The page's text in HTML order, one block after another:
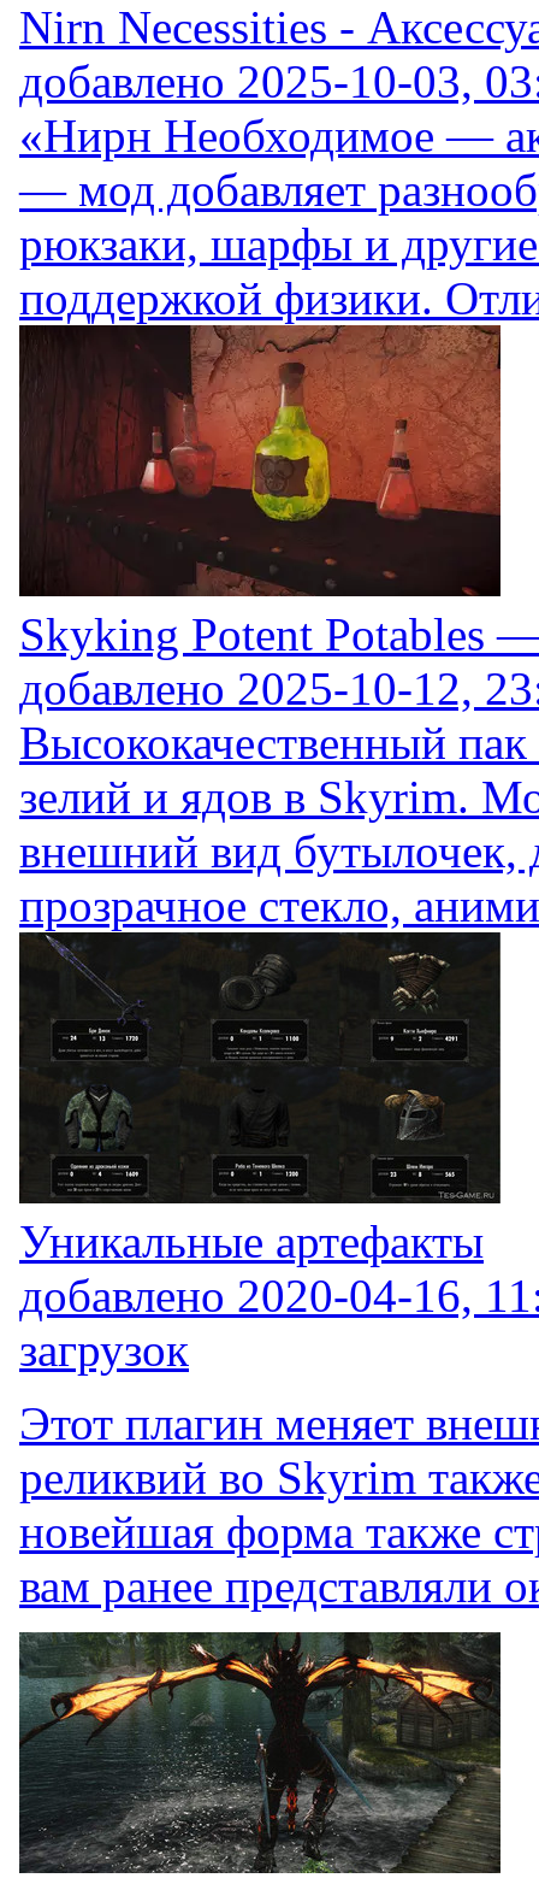
Nirn Necessities -
добавлено 2025-10-03,
«Нирн Необходимое —
— мод добавляет
рюкзаки, шарфы и
поддержкой физики.
Skyking Potent Potables
добавлено 2025-10-12,
Высококачественный
зелий и ядов в Skyrim.
внешний вид бутылочек,
прозрачное стекло,
Уникальные артефакты
добавлено 2020-04-16,
загрузок
Этот плагин меняет
реликвий во Skyrim
новейшая форма также
вам ранее представляли